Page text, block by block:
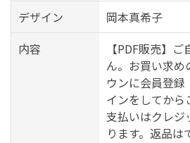
デザイン
岡本真希子
内容
【PDF販売】
ん。お買い求め
ウンに会員登
インをしてから
支払いはクレジ
ります。返品は